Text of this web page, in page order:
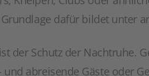
dafür bildet unter
der Schutz der Nachtruhe.
und abreisende Gäste oder